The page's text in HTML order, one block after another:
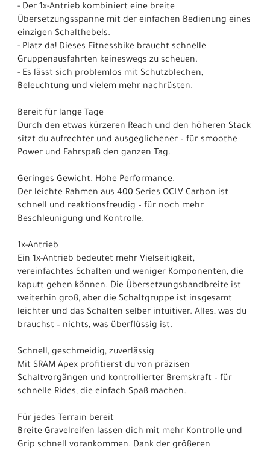
- Der 1x-Antrieb kombiniert eine breite
Übersetzungsspanne mit der einfachen Bedienung eines
einzigen Schalthebels.
- Platz da! Dieses Fitnessbike braucht schnelle
Gruppenausfahrten keineswegs zu scheuen.
- Es lässt sich problemlos mit Schutzblechen,
Beleuchtung und vielem mehr nachrüsten.
Bereit für lange Tage
Durch den etwas kürzeren Reach und den höheren Stack
sitzt du aufrechter und ausgeglichener – für smoothe
Power und Fahrspaß den ganzen Tag.
Geringes Gewicht. Hohe Performance.
Der leichte Rahmen aus 400 Series OCLV Carbon ist
schnell und reaktionsfreudig – für noch mehr
Beschleunigung und Kontrolle.
1x-Antrieb
Ein 1x-Antrieb bedeutet mehr Vielseitigkeit,
vereinfachtes Schalten und weniger Komponenten, die
kaputt gehen können. Die Übersetzungsbandbreite ist
weiterhin groß, aber die Schaltgruppe ist insgesamt
leichter und das Schalten selber intuitiver. Alles, was du
brauchst – nichts, was überflüssig ist.
Schnell, geschmeidig, zuverlässig
Mit SRAM Apex profitierst du von präzisen
Schaltvorgängen und kontrollierter Bremskraft – für
schnelle Rides, die einfach Spaß machen.
Für jedes Terrain bereit
Breite Gravelreifen lassen dich mit mehr Kontrolle und
Grip schnell vorankommen. Dank der größeren